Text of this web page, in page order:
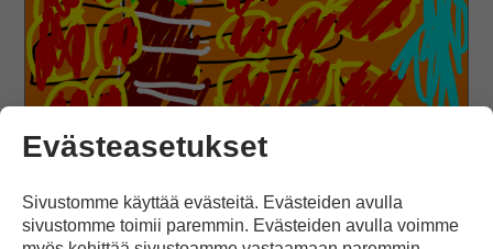
Laurin piirustus Syksyinen metsä sijoittui
Evästeasetukset
Sivustomme käyttää evästeitä. Evästeiden avulla
sivustomme toimii paremmin. Evästeiden avulla voimme